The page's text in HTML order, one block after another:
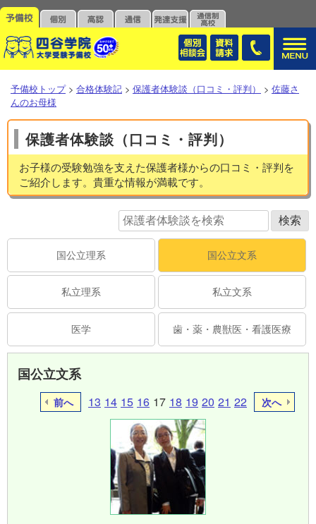
予備校トップ > 合格体験記 > 保護者体験談（口コミ・評判） > 佐藤さ
んのお母様
保護者体験談（口コミ・評判）
お子様の受験勉強を支えた保護者様からの口コミ・評判を
ご紹介します。貴重な情報が満載です。
国公立理系 国公立文系
私立理系 私立文系
医学 歯・薬・農獣医・看護医療
国公立文系
前へ 13 14 15 16 17 18 19 20 21 22 次へ